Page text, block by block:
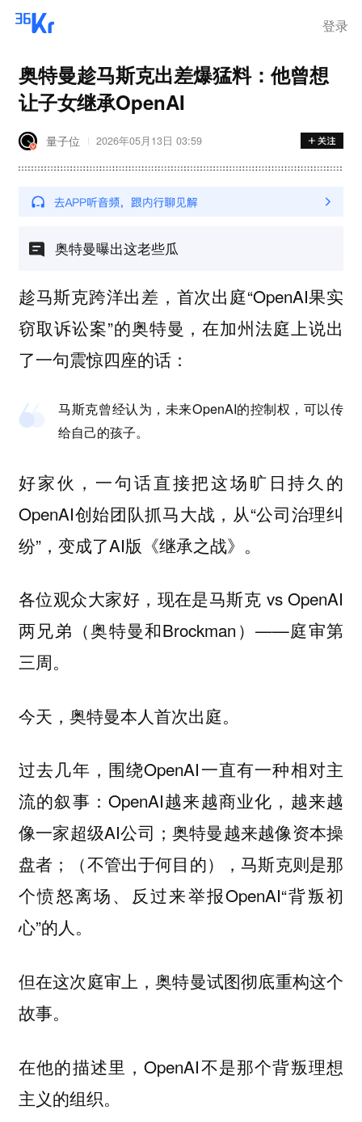
登录
奥特曼趁马斯克出差爆猛料：他曾想
让子女继承OpenAI
量子位 2026年05月13日 03:59
奥特曼曝出这老些瓜
趁马斯克跨洋出差，首次出庭“OpenAI果实
窃取诉讼案”的奥特曼，在加州法庭上说出
了一句震惊四座的话：
马斯克曾经认为，未来OpenAI的控制权，可以传
给自己的孩子。
好家伙，一句话直接把这场旷日持久的
OpenAI创始团队抓马大战，从“公司治理纠
纷”，变成了AI版《继承之战》。
各位观众大家好，现在是马斯克 vs OpenAI
两兄弟（奥特曼和Brockman）——庭审第
三周。
今天， 奥特曼本人首次出庭。
过去几年，围绕OpenAI一直有一种相对主
流的叙事：OpenAI越来越商业化，越来越
像一家超级AI公司；奥特曼越来越像资本操
盘者；（不管出于何目的），马斯克则是那
个愤怒离场、反过来举报OpenAI“背叛初
心”的人。
但在这次庭审上，奥特曼试图彻底重构这个
故事。
在他的描述里，OpenAI不是那个背叛理想
主义的组织。